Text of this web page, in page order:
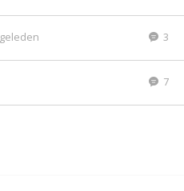
3
7